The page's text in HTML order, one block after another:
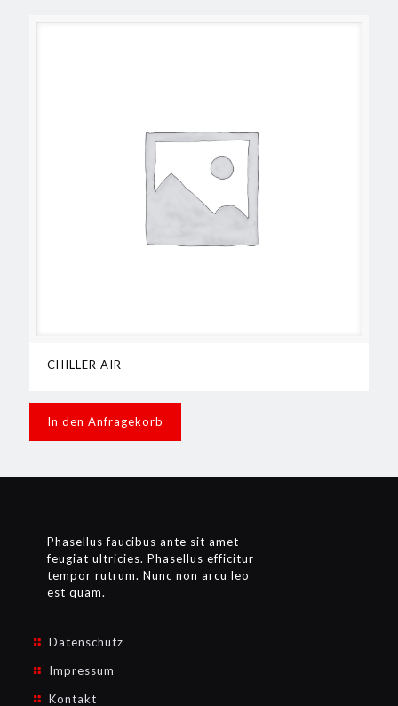
CHILLER AIR
In den Anfragekorb
Phasellus faucibus ante sit amet
feugiat ultricies. Phasellus efficitur
tempor rutrum. Nunc non arcu leo
est quam.
Datenschutz
Impressum
Kontakt